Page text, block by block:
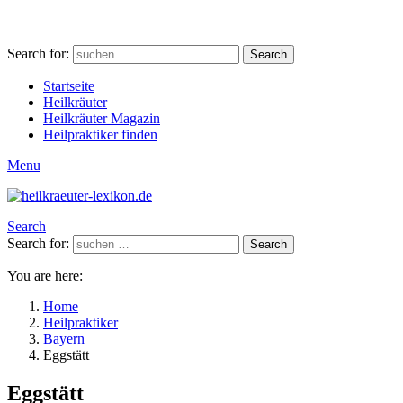
Search for: Search
Startseite
Heilkräuter
Heilkräuter Magazin
Heilpraktiker finden
Menu
Search
Search for:
Search
You are here:
Home
Heilpraktiker
Bayern
Eggstätt
Eggstätt